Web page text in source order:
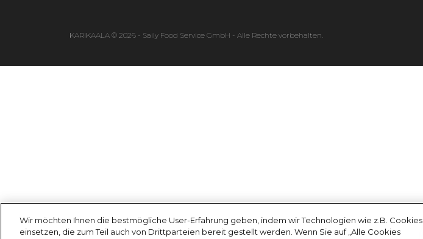
KARIKAALA © 2026 - Saily Food Service GmbH - Alle Rechte vorbehalten.
Wir möchten Ihnen die bestmögliche User-Erfahrung geben, indem wir Technologien wie z.B. Cookies
einsetzen, die zum Teil auch von Drittparteien bereit gestellt werden. Wenn Sie auf „Alle Cookies